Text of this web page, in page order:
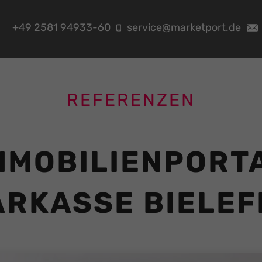
+49 2581 94933-60 service@marketport.de
REFERENZEN